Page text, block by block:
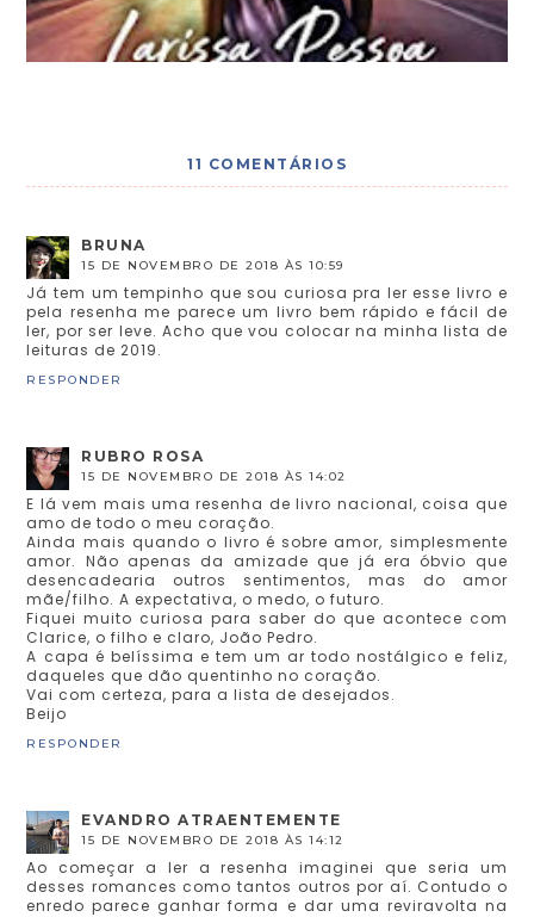
11 COMENTÁRIOS
BRUNA
15 DE NOVEMBRO DE 2018 ÀS 10:59
Já tem um tempinho que sou curiosa pra ler esse livro e
pela resenha me parece um livro bem rápido e fácil de
ler, por ser leve. Acho que vou colocar na minha lista de
leituras de 2019.
RESPONDER
RUBRO ROSA
15 DE NOVEMBRO DE 2018 ÀS 14:02
E lá vem mais uma resenha de livro nacional, coisa que
amo de todo o meu coração.
Ainda mais quando o livro é sobre amor, simplesmente
amor. Não apenas da amizade que já era óbvio que
desencadearia outros sentimentos, mas do amor
mãe/filho. A expectativa, o medo, o futuro.
Fiquei muito curiosa para saber do que acontece com
Clarice, o filho e claro, João Pedro.
A capa é belíssima e tem um ar todo nostálgico e feliz,
daqueles que dão quentinho no coração.
Vai com certeza, para a lista de desejados.
Beijo
RESPONDER
EVANDRO ATRAENTEMENTE
15 DE NOVEMBRO DE 2018 ÀS 14:12
Ao começar a ler a resenha imaginei que seria um
desses romances como tantos outros por aí. Contudo o
enredo parece ganhar forma e dar uma reviravolta na